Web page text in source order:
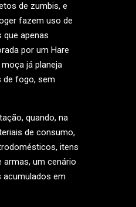
de zumbis, e
fazem uso de
apenas
por um Hare
já planeja
de fogo, sem
quando, na
de consumo,
itens
um cenário
em